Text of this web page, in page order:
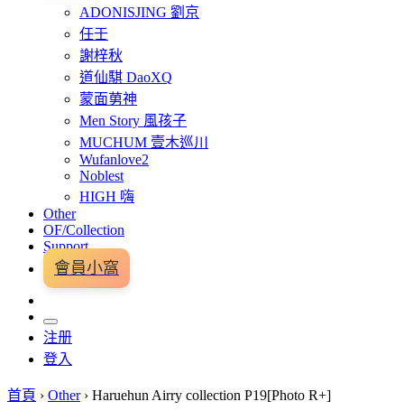
ADONISJING 劉京
任壬
謝梓秋
道仙騏 DaoXQ
蒙面莮神
Men Story 風孩子
MUCHUM 壹木巡川
Wufanlove2
Noblest
HIGH 嗨
Other
OF/Collection
Support
會員小窩
注册
登入
首頁 › Other › Haruehun Airry collection P19[Photo R+]